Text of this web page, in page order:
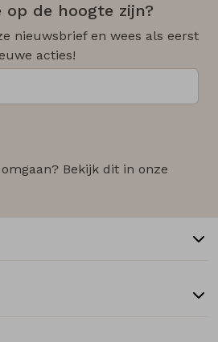
de hoogte zijn?
nieuwsbrief en wees als eerst
acties!
Bekijk dit in onze